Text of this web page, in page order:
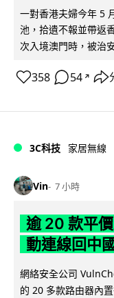
一對香港夫婦今年 5
池，拾遺不報並帶返
次入境澳門時，被治
358 54 ↗
3C科技 家居無線
Vin 7 小時
逾 20 款平
動連線回中
網絡安全公司
的 20 多款路由器內